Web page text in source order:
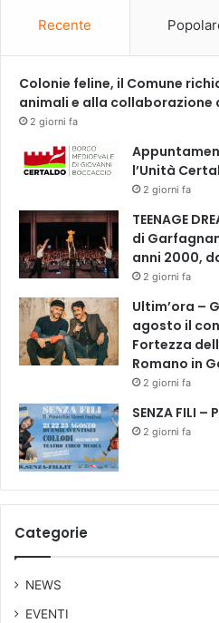
Recente
Colonie feline, il Comune
animali e alla collaborazione
2 giorni fa
l’Unità
2 giorni fa
TEENAGE
di
anni 2000,
2 giorni fa
Ultim’ora –
agosto il
Fortezza
Romano in
2 giorni fa
SENZA FILI
2 giorni fa
Categorie
NEWS
EVENTI